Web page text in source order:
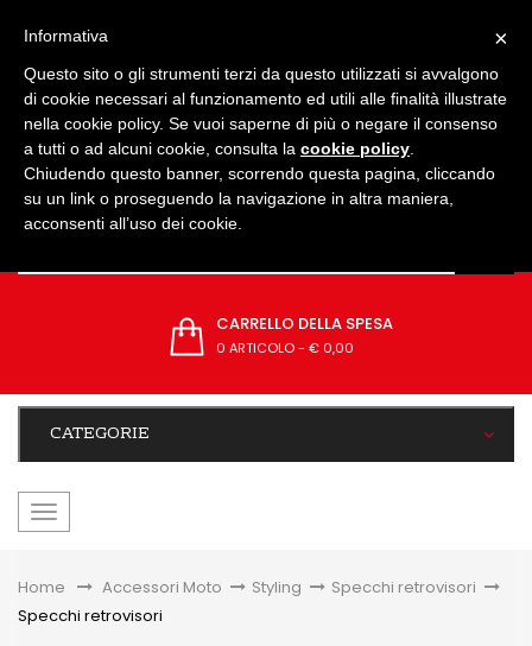
CARRELLO DELLA SPESA
0 ARTICOLO- € 0,00
CATEGORIE
navigazione
Home &gt;Accessori Moto > Styling > Specchi retrovisori >
Specchi retrovisori
×
Informativa
Questo sito o gli strumenti terzi da questo utilizzati si avvalgono
di cookie necessari al funzionamento ed utili alle finalità illustrate
nella cookie policy. Se vuoi saperne di più o negare il consenso
a tutti o ad alcuni cookie, consulta la cookie policy
Chiudendo questo banner, scorrendo questa pagina, cliccando
su un link o proseguendo la navigazione in altra maniera,
acconsenti all’uso dei cookie.